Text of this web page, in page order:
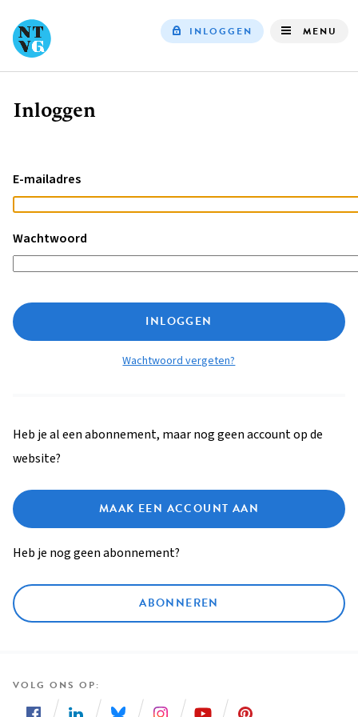
INLOGGEN MENU
Kruimelpad
Inloggen
E-mailadres
Wachtwoord
INLOGGEN
Wachtwoord vergeten?
Heb je al een abonnement, maar nog geen account op de
website?
MAAK EEN ACCOUNT AAN
Heb je nog geen abonnement?
ABONNEREN
VOLG ONS OP